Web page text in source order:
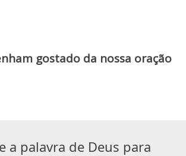
gostado da nossa oração
a palavra de Deus para